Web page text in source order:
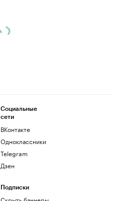
Социальные
сети
ВКонтакте
Одноклассники
Telegram
Дзен
Подписки